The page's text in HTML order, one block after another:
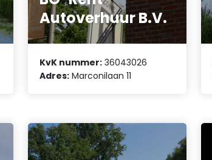
Autoverhuur B.V.
KvK nummer: 36043026
Adres: Marconilaan 11